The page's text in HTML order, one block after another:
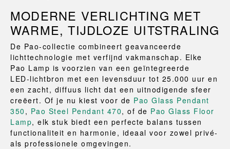
MODERNE VERLICHTING MET
WARME, TIJDLOZE UITSTRALING
De Pao‑collectie combineert geavanceerde
lichttechnologie met verfijnd vakmanschap. Elke
Pao Lamp is voorzien van een geïntegreerde
LED‑lichtbron met een levensduur tot 25.000 uur en
een zacht, diffuus licht dat een uitnodigende sfeer
creëert. Of je nu kiest voor de Pao Glass Pendant
350 , Pao Steel Pendant 470, of de Pao Glass Floor
Lamp, elk stuk biedt een perfecte balans tussen
functionaliteit en harmonie, ideaal voor zowel privé‑
als professionele omgevingen.